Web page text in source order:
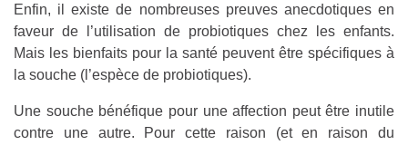
Enfin, il existe de nombreuses preuves anecdotiques en
faveur de l’utilisation de probiotiques chez les enfants.
Mais les bienfaits pour la santé peuvent être spécifiques à
la souche (l’espèce de probiotiques).
Une souche bénéfique pour une affection peut être inutile
contre une autre. Pour cette raison (et en raison du